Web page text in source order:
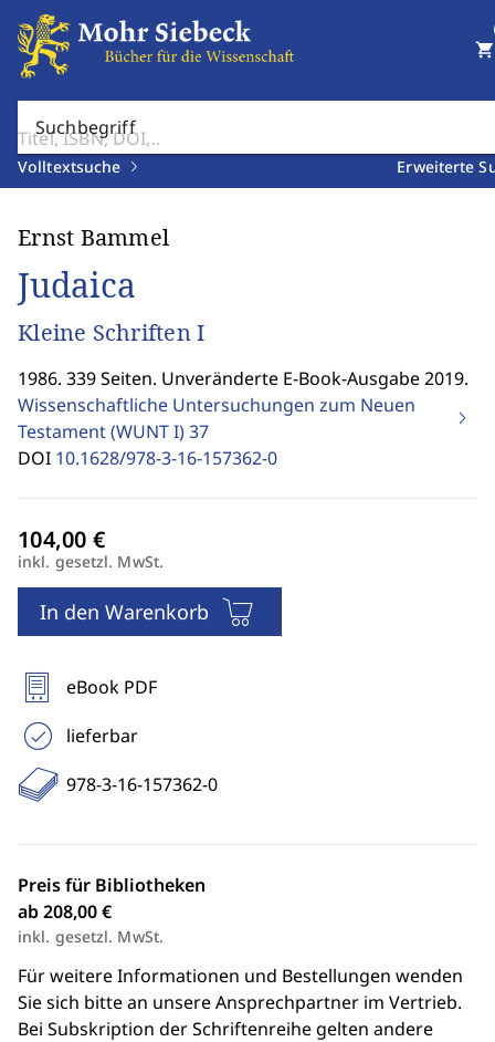
Suchbegriff
Volltextsuche Erweiterte
shopping_cart
Ernst Bammel
Judaica
Kleine Schriften I
1986. 339 Seiten. Unveränderte E-Book-Ausgabe 2019.
Wissenschaftliche Untersuchungen zum Neuen
Testament (WUNT I)37
DOI 10.1628/978-3-16-157362-0
inkl. gesetzl. MwSt.
In den Warenkorb
eBook PDF
lieferbar
978-3-16-157362-0
Preis für Bibliotheken
ab 208,00 €
inkl. gesetzl. MwSt.
Für weitere Informationen und Bestellungen wenden
Sie sich bitte an unsere Ansprechpartner im Vertrieb.
Bei Subskription der Schriftenreihe gelten andere